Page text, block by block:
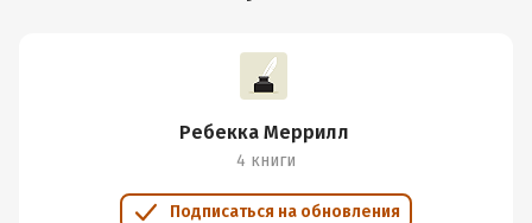
Ребекка Меррилл
4 книги
Подписаться на обновления